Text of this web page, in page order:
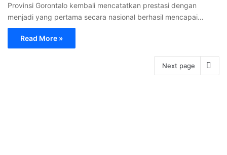
Provinsi Gorontalo kembali mencatatkan prestasi dengan
menjadi yang pertama secara nasional berhasil mencapai…
Read More »
Next page